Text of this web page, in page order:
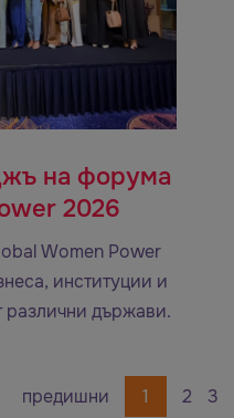
на форума
2026
Women Power
институции и
различни държави.
предишни 1 2 3